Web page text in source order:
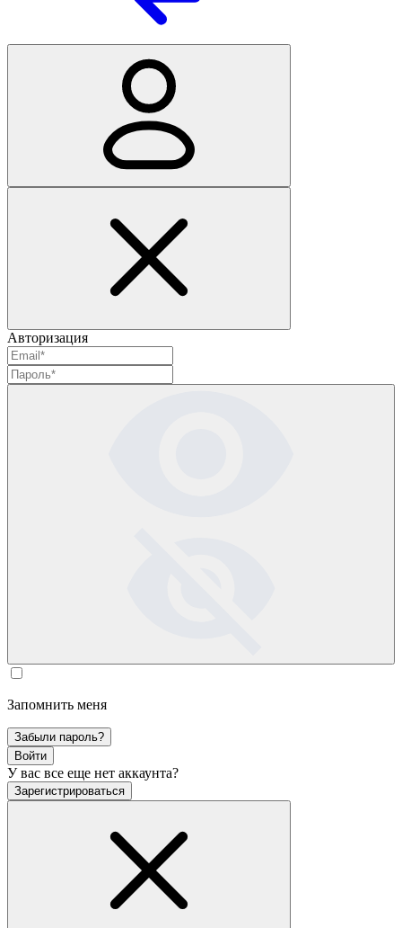
Авторизация
Запомнить меня
Забыли пароль?
Войти
У вас все еще нет аккаунта?
Зарегистрироваться